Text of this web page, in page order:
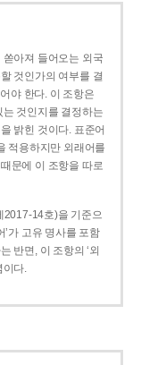
아져 들어오는 외국
것인가의 여부를 결
야 한다. 이 조항은
것인지를 결정하는
밝힌 것이다. 표준어
적용하지만 외래어를
문에 이 조항을 따로
2017-14호)을 기준으
’가 고유 명사를 포함
반면, 이 조항의 ‘외
이다.